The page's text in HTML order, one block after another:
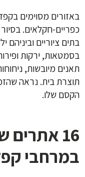
באזורים מסוימים
כפריים-חקלאים.
בתים ציוריים וביניהם
בסמטאות, ירקות
תאנים מיובשות,
תוצרת בית. נראה
הקסם שלו.
16
במרחבי